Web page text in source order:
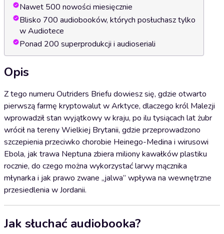
Nawet 500 nowości miesięcznie
Blisko 700 audiobooków, których posłuchasz tylko
w Audiotece
Ponad 200 superprodukcji i audioseriali
Opis
Z tego numeru Outriders Briefu dowiesz się, gdzie otwarto
pierwszą farmę kryptowalut w Arktyce, dlaczego król Malezji
wprowadził stan wyjątkowy w kraju, po ilu tysiącach lat żubr
wrócił na tereny Wielkiej Brytanii, gdzie przeprowadzono
szczepienia przeciwko chorobie Heinego-Medina i wirusowi
Ebola, jak trawa Neptuna zbiera miliony kawałków plastiku
rocznie, do czego można wykorzystać larwy mącznika
młynarka i jak prawo zwane „jalwa” wpływa na wewnętrzne
przesiedlenia w Jordanii.
Jak słuchać audiobooka?